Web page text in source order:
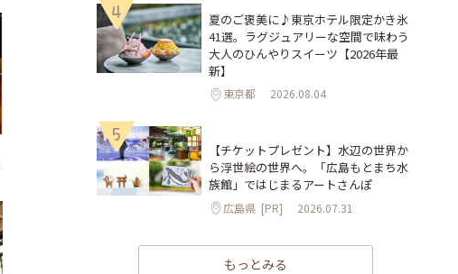
4
夏のご褒美に♪東京ホテル限定かき氷
41選。ラグジュアリーな空間で味わう
大人のひんやりスイーツ【2026年最
新】
東京都 2026.08.04
5
【チケットプレゼント】水辺の世界か
ら浮世絵の世界へ。「広島もとまち水
族館」ではじまるアートさんぽ
広島県 [PR] 2026.07.31
もっとみる